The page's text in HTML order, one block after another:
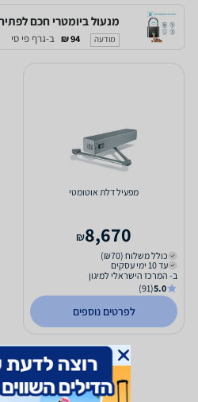
מודעה 94 ₪ ב-גרף פי סי
מפעיל דלת אוטומטי
8,670
₪
כולל משלוח (₪70)
עד 10 ימי עסקים
ב- המרכז הישראלי למיגון
5.0
(91)
לפרטים נוספים